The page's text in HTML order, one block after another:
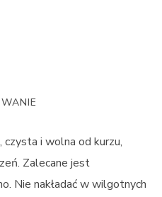
czysta i wolna od kurzu,
Zalecane jest
Nie nakładać w wilgotnych